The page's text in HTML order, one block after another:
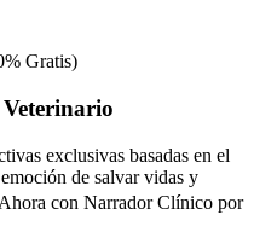
Gratis)
exclusivas basadas en el
de salvar vidas y
con Narrador Clínico por